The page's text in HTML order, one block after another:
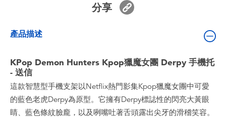
分享
產品描述
KPop Demon Hunters Kpop獵魔女團 Derpy 手機托
- 送信
這款智慧型手機支架以Netflix熱門影集Kpop獵魔女團中可愛
的藍色老虎Derpy為原型。它擁有Derpy標誌性的閃亮大黃眼
睛、藍色條紋臉龐，以及咧嘴吐著舌頭露出尖牙的滑稽笑容。